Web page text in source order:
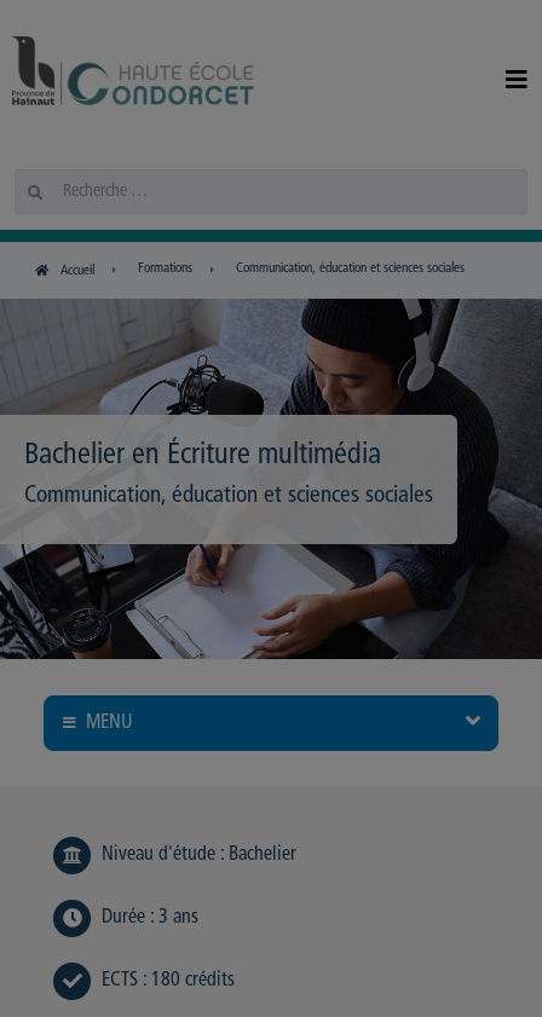
Rechercher
Accueil Formations Communication, éducation et sciences sociales
Bachelier en Écriture multimédia
Communication, éducation et sciences sociales
MENU
Niveau d'étude : Bachelier
Durée : 3 ans
ECTS : 180 crédits